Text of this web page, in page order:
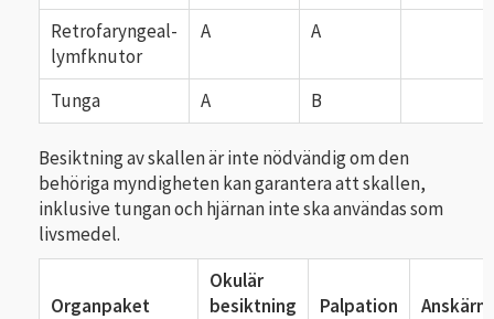
Retrofaryngeal-
lymfknutor
A A
Tunga A B
Besiktning av skallen är inte nödvändig om den
behöriga myndigheten kan garantera att skallen,
inklusive tungan och hjärnan inte ska användas som
livsmedel.
Organpaket
Okulär
besiktning
Palpation